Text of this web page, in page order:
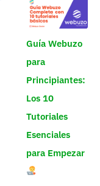
Guía Webuzo
para
Principiantes:
Los 10
Tutoriales
Esenciales
para Empezar